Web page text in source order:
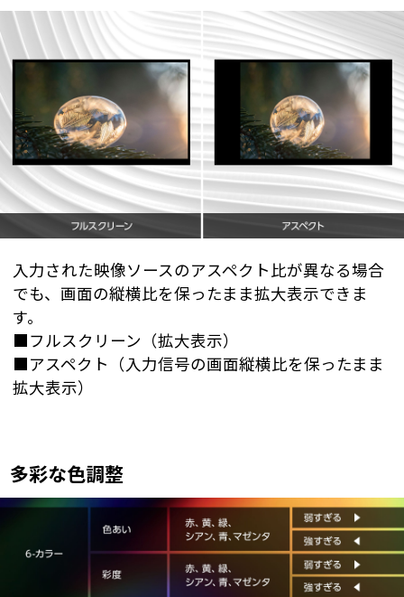
入力された映像ソースのアスペクト比が異なる場合
でも、画面の縦横比を保ったまま拡大表示できま
す。
■フルスクリーン（拡大表示）
■アスペクト（入力信号の画面縦横比を保ったまま
拡大表示）
多彩な色調整